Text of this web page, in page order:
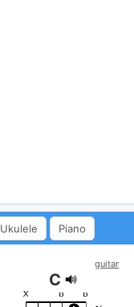
Ukulele Piano
guitar
C